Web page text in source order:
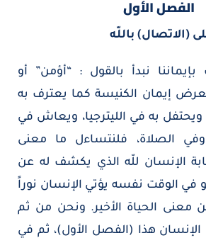
الفصل الأول
(الاتصال) باللّه
بإيماننا نبدأ بالقول : “أؤمن” أو
إيمان الكنيسة كما يعترف به
ويحتفل به في الليترجيا، ويعاش في
وفي الصلاة، فلنتساءل ما معنى
الإنسان للّه الذي يكشف له عن
في الوقت نفسه يؤتي الإنسان نوراً
معنى الحياة الأخير. ونحن من ثم
هذا (الفصل الأول)، ثم في